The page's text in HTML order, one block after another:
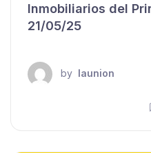
Inmobiliarios del
21/05/25
by launion